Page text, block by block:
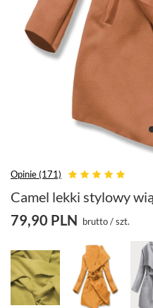
Opinie (171)
Camel lekki stylowy
79,90 PLN brutto/szt.